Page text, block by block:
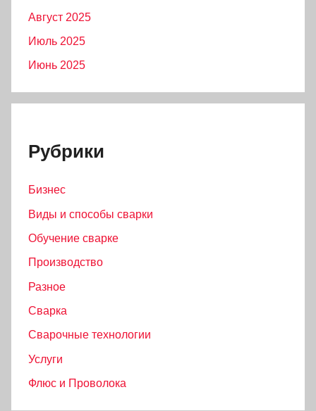
Август 2025
Июль 2025
Июнь 2025
Рубрики
Бизнес
Виды и способы сварки
Обучение сварке
Производство
Разное
Сварка
Сварочные технологии
Услуги
Флюс и Проволока